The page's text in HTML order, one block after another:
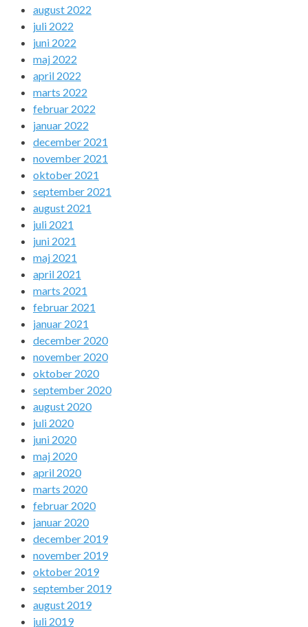
august 2022
juli 2022
juni 2022
maj 2022
april 2022
marts 2022
februar 2022
januar 2022
december 2021
november 2021
oktober 2021
september 2021
august 2021
juli 2021
juni 2021
maj 2021
april 2021
marts 2021
februar 2021
januar 2021
december 2020
november 2020
oktober 2020
september 2020
august 2020
juli 2020
juni 2020
maj 2020
april 2020
marts 2020
februar 2020
januar 2020
december 2019
november 2019
oktober 2019
september 2019
august 2019
juli 2019